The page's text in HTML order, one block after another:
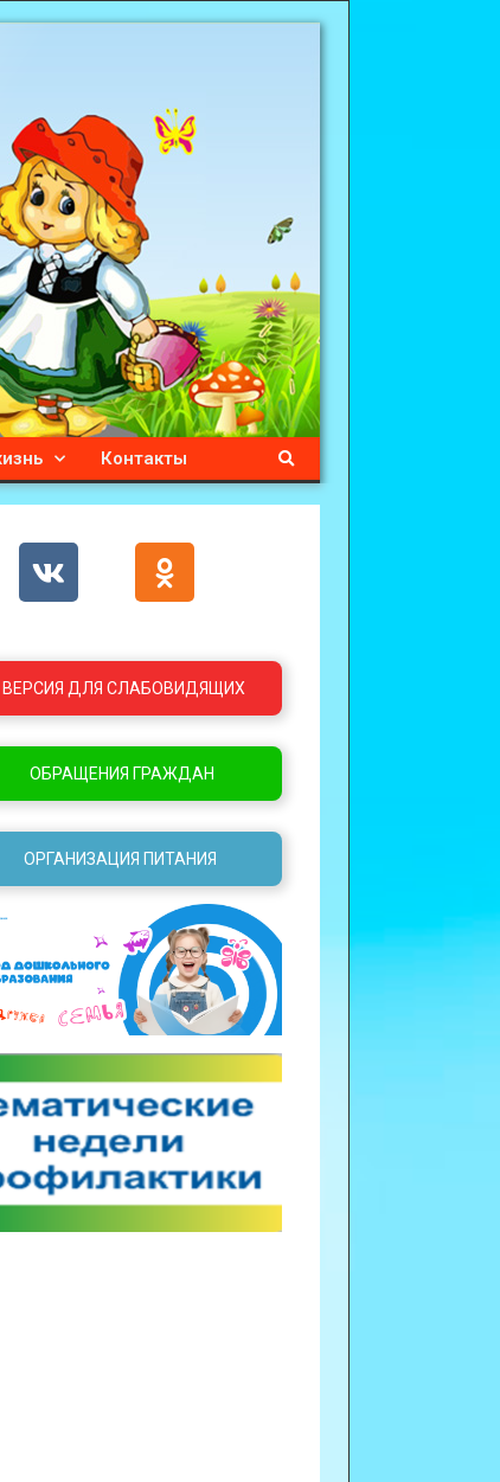
Контакты
ВЕРСИЯ ДЛЯ СЛАБОВИДЯЩИХ
ОБРАЩЕНИЯ ГРАЖДАН
ОРГАНИЗАЦИЯ ПИТАНИЯ